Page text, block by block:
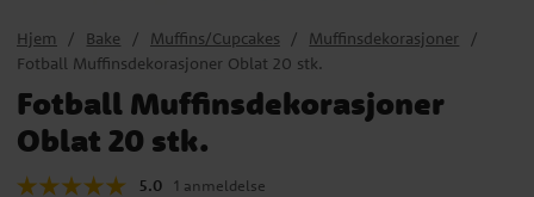
Hjem Bake Muffins/Cupcakes
Muffinsdekorasjoner
Fotball Muffinsdekorasjoner Oblat 20 stk.
Fotball Muffinsdekorasjoner
Oblat 20 stk.
5.0 1 anmeldelse